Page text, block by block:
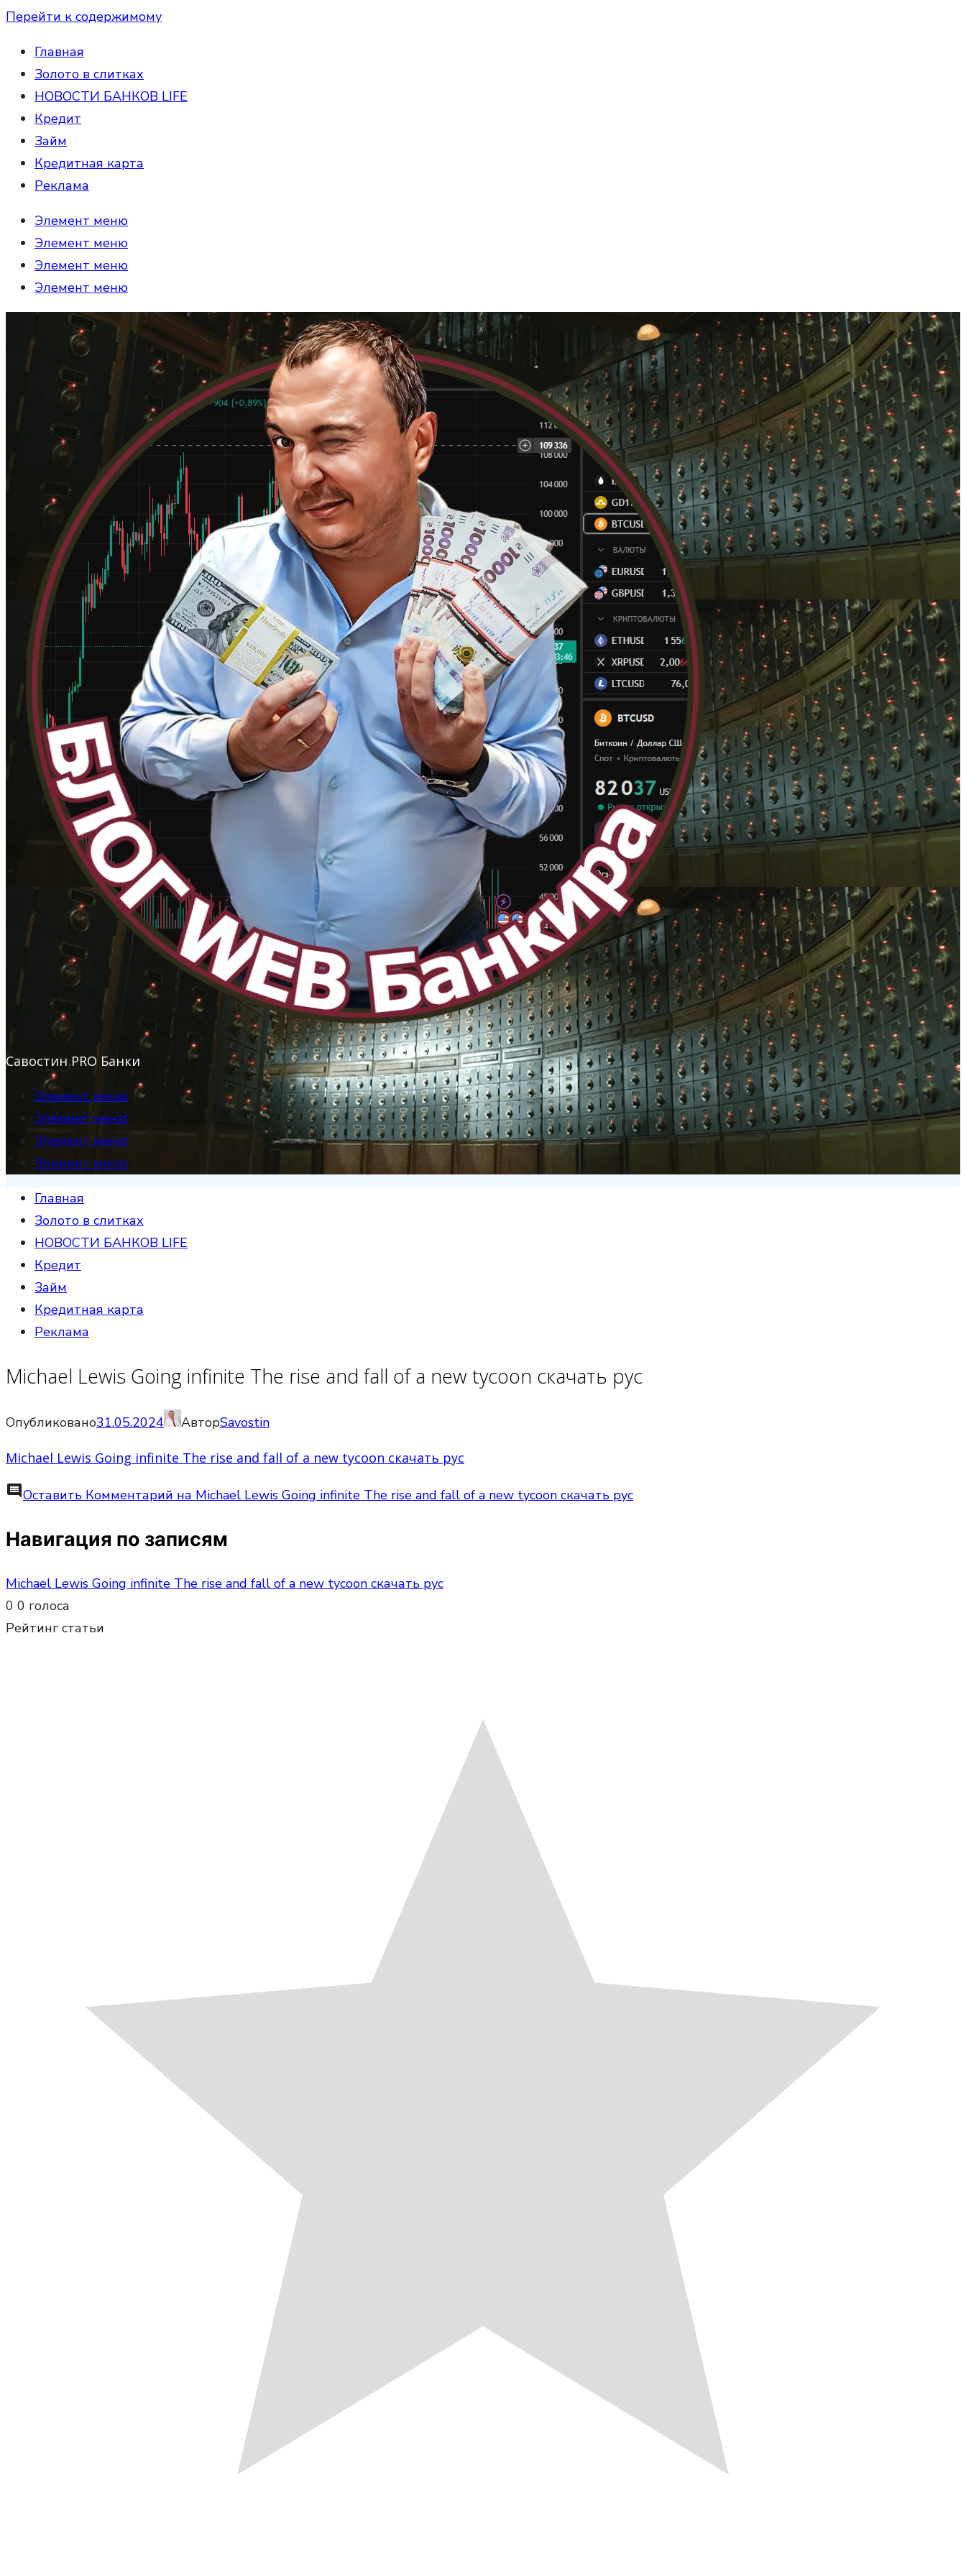
Перейти к содержимому
Главная
Золото в слитках
НОВОСТИ БАНКОВ LIFE
Кредит
Займ
Кредитная карта
Реклама
Элемент меню
Элемент меню
Элемент меню
Элемент меню
Савостин PRO Банки
Элемент меню
Элемент меню
Элемент меню
Элемент меню
Главная
Золото в слитках
НОВОСТИ БАНКОВ LIFE
Кредит
Займ
Кредитная карта
Реклама
Michael Lewis Going infinite The rise and fall of a new tycoon скачать рус
Опубликовано31.05.2024 АвторSavostin
Michael Lewis Going infinite The rise and fall of a new tycoon скачать рус
commentОставить Комментарий на Michael Lewis Going infinite The rise and fall of a new tycoon скачать рус
Навигация по записям
Michael Lewis Going infinite The rise and fall of a new tycoon скачать рус
0 0 голоса
Рейтинг статьи